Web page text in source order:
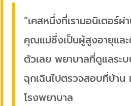
“เคสหนึ่งที่เรามอนิเตอร์
คุณแม่ซึ่งเป็นผู้สูงอายุและ
ตัวเลย พยาบาลที่ดูแลระ
ฉุกเฉินไปตรวจสอบที่บ้า
โรงพยาบาล